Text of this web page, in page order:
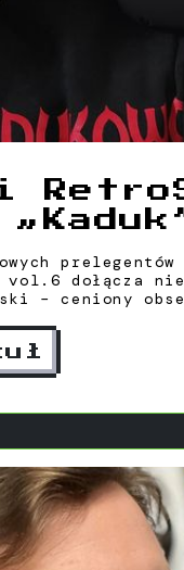
prelegentów
vol.6 dołącza
– ceniony